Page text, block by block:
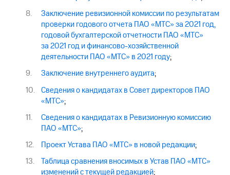
Заключение ревизионной комиссии по результатам
проверки годового отчета ПАО «МТС» за 2021 год,
годовой бухгалтерской отчетности ПАО «МТС»
за 2021 год и финансово-хозяйственной
деятельности ПАО «МТС» в 2021 году;
Заключение внутреннего аудита;
Сведения о кандидатах в Совет директоров ПАО
«МТС»;
Сведения о кандидатах в Ревизионную комиссию
ПАО «МТС»;
Проект Устава ПАО «МТС» в новой редакции;
Таблица сравнения вносимых в Устав ПАО «МТС»
изменений с текущей редакцией;